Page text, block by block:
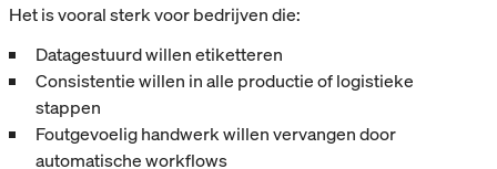
Het is vooral sterk voor bedrijven die:
Datagestuurd willen etiketteren
Consistentie willen in alle productie of logistieke
stappen
Foutgevoelig handwerk willen vervangen door
automatische workflows